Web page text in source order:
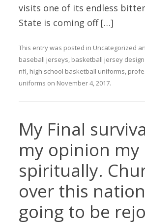
visits one of its endless
State is coming off […]
This entry was posted in Uncategorized
baseball jerseys, basketball jersey
nfl, high school basketball uniforms,
uniforms on November 4, 2017.
My Final
my opinion my
spiritually.
over this
going to be